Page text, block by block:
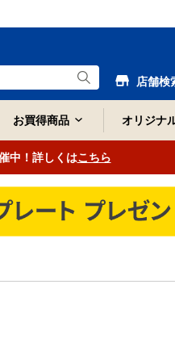
店舗検
お買得商品 オリジナ
中！詳しくはこちら